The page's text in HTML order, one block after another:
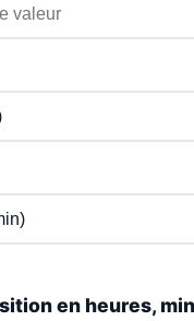
en heures,